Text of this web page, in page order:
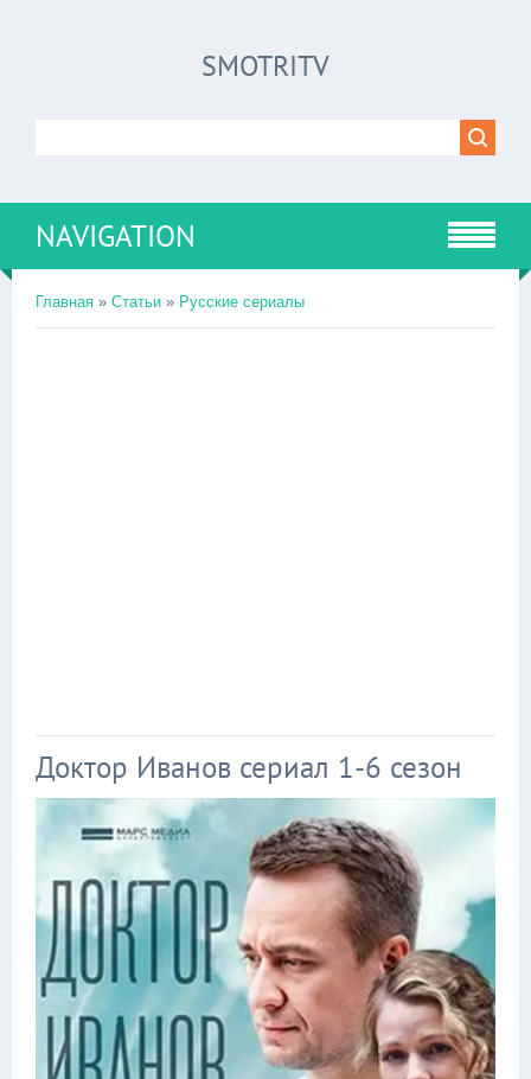
SMOTRITV
NAVIGATION
Главная » Статьи » Русские сериалы
Доктор Иванов сериал 1-6 сезон